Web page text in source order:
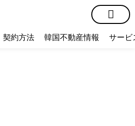
契約方法 韓国不動産情報 サービ